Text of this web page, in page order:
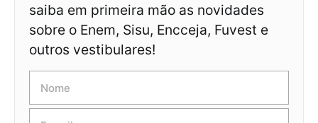
saiba em primeira mão as novidades
sobre o Enem, Sisu, Encceja, Fuvest e
outros vestibulares!